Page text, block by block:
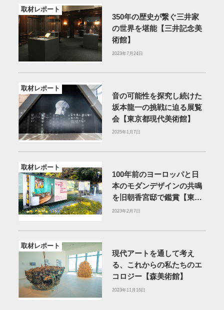
取材レポート
350年の歴史が繋ぐ三井家
の世界を堪能【三井記念美
術館】
2023年7月24日
取材レポート
音の可能性を探究し続けた
坂本龍一の挑戦に迫る展覧
会【東京都現代美術館】
2025年1月7日
取材レポート
100年前のヨーロッパと日
本のモダンデザインの共鳴
を旧朝香宮邸で鑑賞【東京
都庭園美術館】
2023年2月7日
取材レポート
現代アートを通して考え
る、これからの私たちのエ
コロジー【森美術館】
2023年11月16日